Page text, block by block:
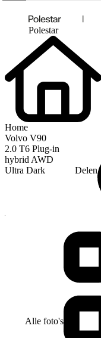
Polestar
Home
Volvo V90
2.0 T6 Plug-in
hybrid AWD
Ultra Dark
Delen
Alle foto's